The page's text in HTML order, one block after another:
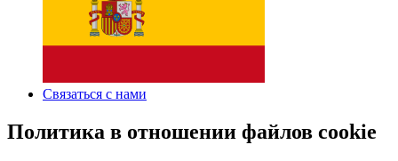
Связаться с нами
Политика в отношении файлов cookie